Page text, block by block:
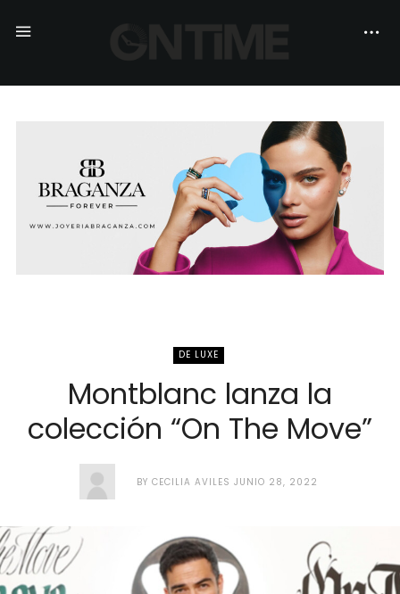
DE LUXE
Montblanc lanza la
colección “On The Move”
BY CECILIA AVILES JUNIO 28, 2022